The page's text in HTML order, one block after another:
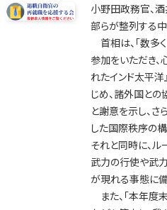
2016年
小野田政務官、
部らが整列する
首相は、「数多
参加をいただき、
れたインド太平洋
じめ、諸外国と
と謝意を示し、さ
した国際秩序の
それと同時に、
武力の行使や武
が現れる事態に
また、「本年